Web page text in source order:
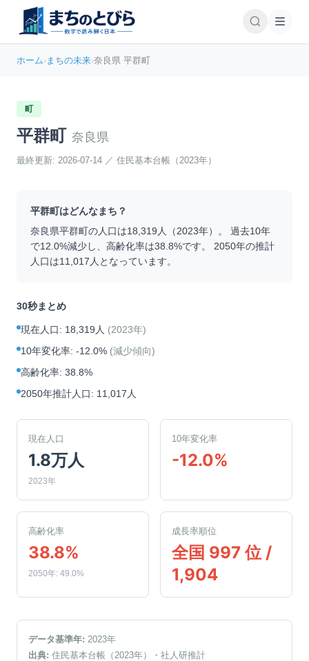
ホーム›まちの未来›奈良県 平群町
町
平群町 奈良県
最終更新: 2026-07-14 ／ 住民基本台帳（2023年）
平群町はどんなまち？
奈良県平群町の人口は18,319 人（2023年）。 過去10年
で12.0%減少し、高齢化率は38.8%です。 2050年の推計
人口は11,017 人となっています。
30秒まとめ
現在人口: 18,319人 (2023年)
10年変化率: -12.0% (減少傾向)
高齢化率: 38.8%
2050年推計人口: 11,017人
現在人口
1.8万人
2023年
10年変化率
-12.0%
高齢化率
38.8%
2050年: 49.0%
成長率順位
全国 997 位 /
1,904
データ基準年: 2023年
出典: 住民基本台帳（2023年）
・社人研推計